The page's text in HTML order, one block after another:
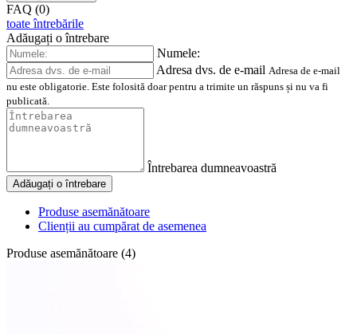
FAQ (0)
toate întrebările
Adăugați o întrebare
Numele:
Adresa dvs. de e-mail Adresa de e-mail
nu este obligatorie. Este folosită doar pentru a trimite un răspuns și nu va fi
publicată.
Întrebarea dumneavoastră
Adăugați o întrebare
Produse asemănătoare
Clienții au cumpărat de asemenea
Produse asemănătoare (4)